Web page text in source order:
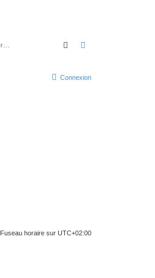
Rechercher
Connexion
Fuseau horaire sur UTC+02:00